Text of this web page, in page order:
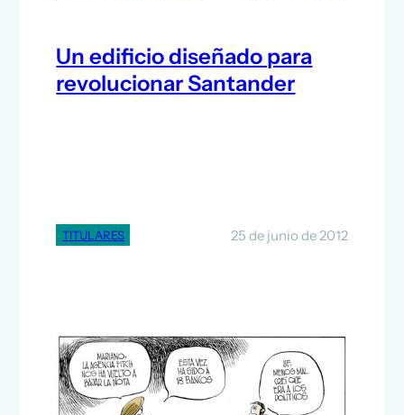
Un edificio diseñado para
revolucionar Santander
TITULARES 25 de junio de 2012